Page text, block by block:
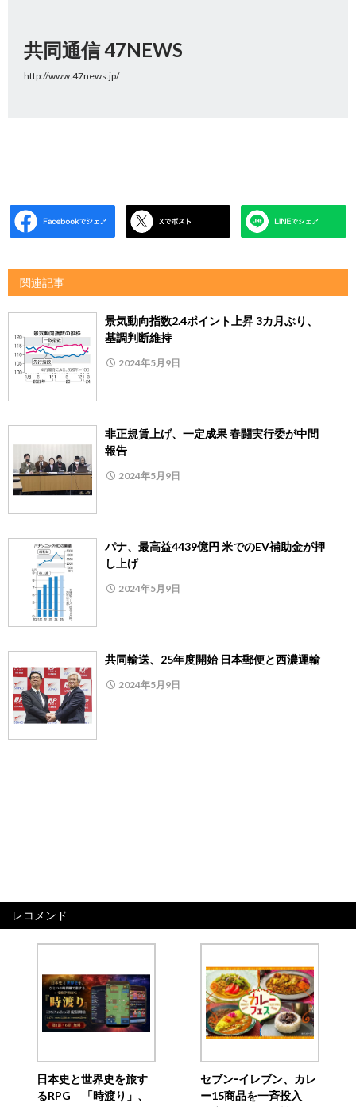
共同通信 47NEWS
http://www.47news.jp/
関連記事
景気動向指数2.4ポイント上昇 3カ月ぶり、
基調判断維持
2024年5月9日
非正規賃上げ、一定成果 春闘実行委が中間
報告
2024年5月9日
パナ、最高益4439億円 米でのEV補助金が押
し上げ
2024年5月9日
共同輸送、25年度開始 日本郵便と西濃運輸
2024年5月9日
レコメンド
日本史と世界史を旅す
るRPG 「時渡り」、
セブン‐イレブン、カレ
ー15商品を一斉投入